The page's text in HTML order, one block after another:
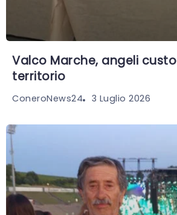
Valco Marche, angeli
territorio
ConeroNews24 3 Luglio 2026